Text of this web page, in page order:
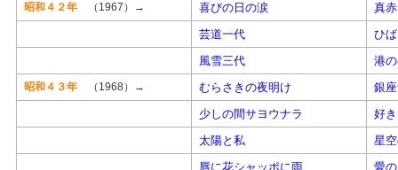
昭和４２年 （1967）→ 喜びの日の涙
真
芸道一代
ひ
風雪三代
港
昭和４３年 （1968）→ むらさきの夜明け
銀
少しの間サヨウナラ
好
太陽と私
星
唇に花シャッポに雨
愛